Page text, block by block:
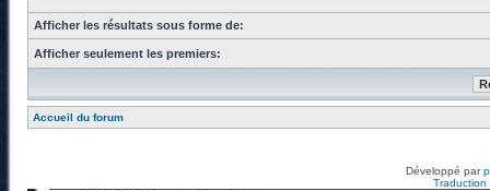
Afficher les résultats sous forme de:
Afficher seulement les premiers:
Accueil du forum
Développé par
Traduction